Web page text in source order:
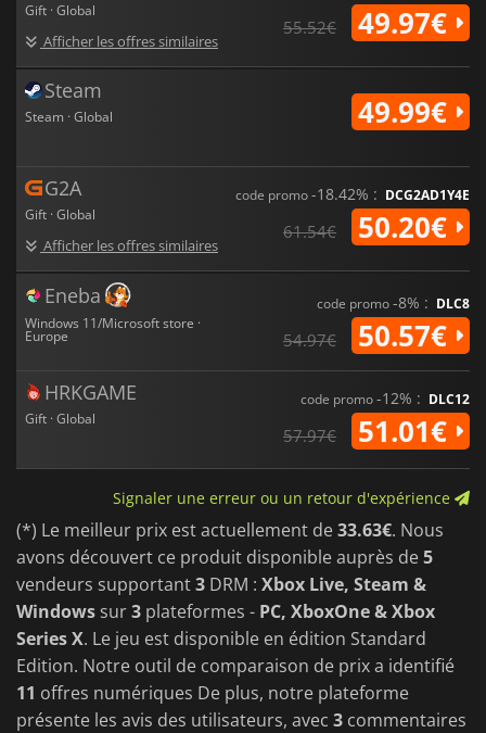
Gift · Global
Afficher les offres similaires
55.52€ 49.97€
Steam
Steam · Global 49.99€
G2A
Gift · Global
Afficher les offres similaires
code promo-18.42% : DCG2AD1Y4E
61.54€ 50.20€
Eneba
Windows 11/Microsoft store ·
Europe
code promo-8% : DLC8
54.97€ 50.57€
HRKGAME
Gift · Global
code promo-12% : DLC12
57.97€ 51.01€
Signaler une erreur ou un retour d'expérience
(*) Le meilleur prix est actuellement de33.63€. Nous
avons découvert ce produit disponible auprès de5
vendeurs supportant3 DRM : Xbox Live, Steam &
Windows sur3 plateformes - PC, XboxOne & Xbox
Series X. Le jeu est disponible en édition Standard
Edition. Notre outil de comparaison de prix a identifié
11 offres numériques De plus, notre plateforme
présente les avis des utilisateurs, avec 3 commentaires